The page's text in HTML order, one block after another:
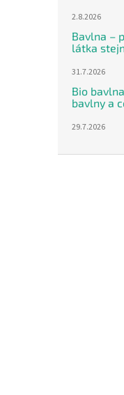
2.8.2026
Bavlna –
látka
31.7.2026
Bio
bavlny a
29.7.2026